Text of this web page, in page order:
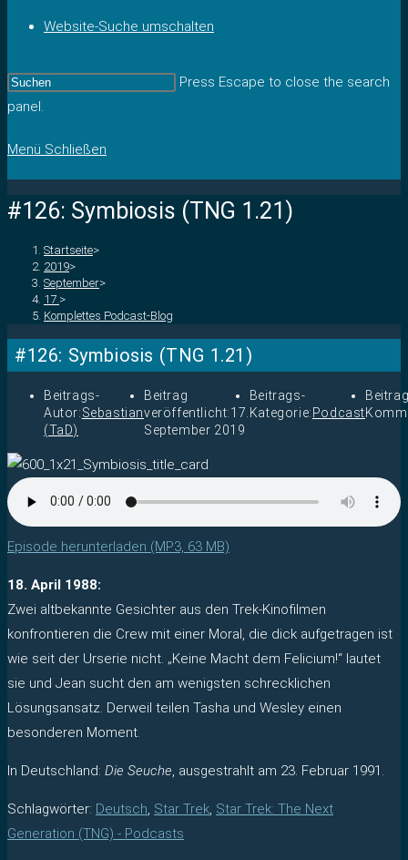
Website-Suche umschalten
Press Escape to close the search
panel.
Menü Schließen
#126: Symbiosis (TNG 1.21)
Startseite>
2019>
September>
17. >
Komplettes Podcast-Blog
#126: Symbiosis (TNG 1.21)
Beitrags-
Autor:Sebastian
(TaD)
Beitrag
veröffentlicht:17.
September 2019
Beitrags-
Kategorie: Podcast
Episode herunterladen (MP3, 63 MB)
18. April 1988:
Zwei altbekannte Gesichter aus den Trek-Kinofilmen
konfrontieren die Crew mit einer Moral, die dick aufgetragen ist
wie seit der Urserie nicht. „Keine Macht dem Felicium!“ lautet
sie und Jean sucht den am wenigsten schrecklichen
Lösungsansatz. Derweil teilen Tasha und Wesley einen
besonderen Moment.
In Deutschland: Die Seuche, ausgestrahlt am 23. Februar 1991.
Schlagwörter: Deutsch, Star Trek, Star Trek: The Next
Generation (TNG) - Podcasts